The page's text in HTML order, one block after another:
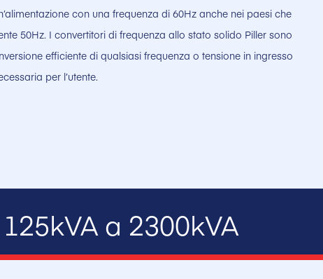
con una frequenza di 60Hz anche nei paesi che
50Hz. I convertitori di frequenza allo stato solido Piller sono
efficiente di qualsiasi frequenza o tensione in ingresso
per l’utente.
a 2300kVA